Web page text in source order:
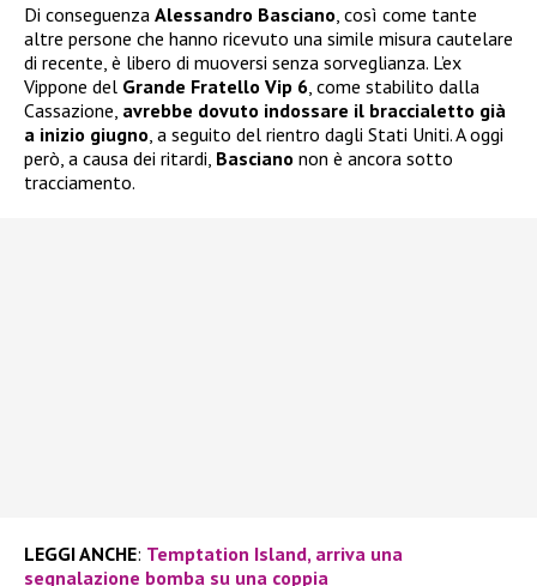
Di conseguenza Alessandro Basciano , così come tante
altre persone che hanno ricevuto una simile misura cautelare
di recente, è libero di muoversi senza sorveglianza. L’ex
Vippone del Grande Fratello Vip 6 , come stabilito dalla
Cassazione, avrebbe dovuto indossare il braccialetto già
a inizio giugno , a seguito del rientro dagli Stati Uniti. A oggi
però, a causa dei ritardi, Basciano non è ancora sotto
tracciamento.
LEGGI ANCHE: Temptation Island, arriva una
segnalazione bomba su una coppia